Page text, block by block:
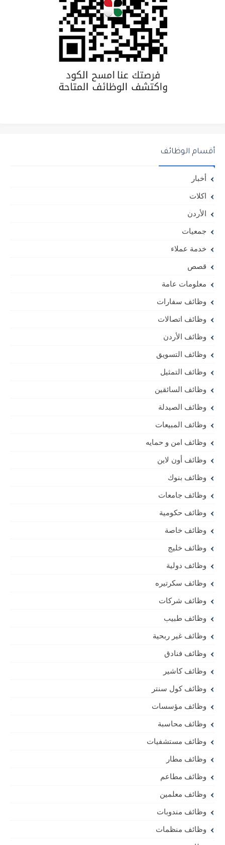
أقسام الوظائف
أخبار
اكلات
الأردن
جمعيات
خدمة عملاء
قصص
معلومات عامة
وظائف سفارات
وظائف اتصالات
وظائف الأردن
وظائف التسويق
وظائف التمثيل
وظائف السائقين
وظائف الصيدلة
وظائف المبيعات
وظائف امن و حمايه
وظائف أون لاين
وظائف بنوك
وظائف جامعات
وظائف حكومية
وظائف خاصة
وظائف خليج
وظائف دولية
وظائف سكرتيره
وظائف شركات
وظائف طبيب
وظائف غير ربحية
وظائف فنادق
وظائف كاشير
وظائف كول سنتر
وظائف مؤسسات
وظائف محاسبة
وظائف مستشفيات
وظائف مطار
وظائف مطاعم
وظائف معلمين
وظائف مندوبات
وظائف منظمات